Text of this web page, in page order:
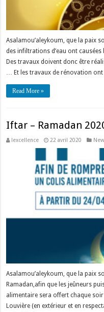
Asalamou’aleykoum, que la paix
des infiltrations d’eau ont
Des travaux doivent donc être
Read More »
Iftar – Ramadan
lexcellence 22 avril 2020
Asalamou’aleykoum, que la paix
Ramadan,afin que les jeûneurs
alimentaire sera offert chaque soir
Louvière (en extérieur et en